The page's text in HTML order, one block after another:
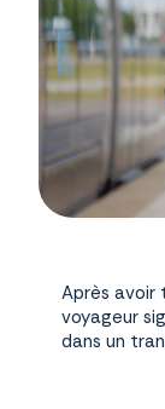
Après avoir
voyageur
dans un